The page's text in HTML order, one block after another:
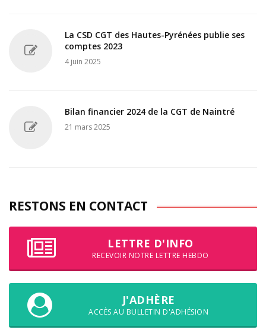
La CSD CGT des Hautes-Pyrénées publie ses
comptes 2023
4 juin 2025
Bilan financier 2024 de la CGT de Naintré
21 mars 2025
RESTONS EN CONTACT
LETTRE D'INFO
RECEVOIR NOTRE LETTRE HEBDO
J'ADHÈRE
ACCÈS AU BULLETIN D'ADHÉSION